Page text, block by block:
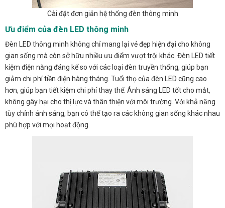
Cài đặt đơn giản hệ thống đèn thông minh
Ưu điểm của đèn LED thông minh
Đèn LED thông minh không chỉ mang lại vẻ đẹp hiện đại cho không
gian sống mà còn sở hữu nhiều ưu điểm vượt trội khác. Đèn LED tiết
kiệm điện năng đáng kể so với các loại đèn truyền thống, giúp bạn
giảm chi phí tiền điện hàng tháng. Tuổi thọ của đèn LED cũng cao
hơn, giúp bạn tiết kiệm chi phí thay thế. Ánh sáng LED tốt cho mắt,
không gây hại cho thị lực và thân thiện với môi trường. Với khả năng
tùy chỉnh ánh sáng, bạn có thể tạo ra các không gian sống khác nhau
phù hợp với mọi hoạt động.